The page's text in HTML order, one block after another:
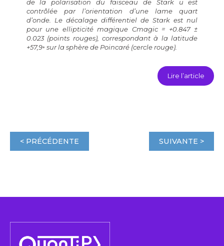
de la polarisation du faisceau de Stark u est
contrôlée par l’orientation d’une lame quart
d’onde. Le décalage différentiel de Stark est nul
pour une ellipticité magique Cmagic= +0.847 ±
0.023 (points rouges), correspondant à la latitude
+57,9◦ sur la sphère de Poincaré (cercle rouge).
Lire l’article
< PRÉCÉDENTE SUIVANTE >